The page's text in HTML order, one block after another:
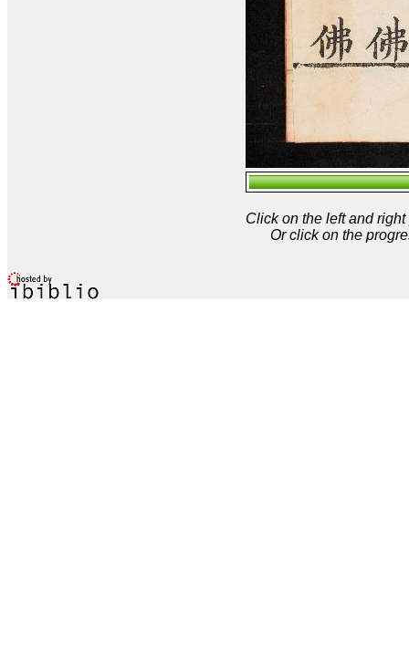
Click on the left and
Or click on the